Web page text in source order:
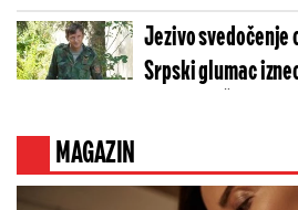
Jezivo
Srpski glumac
MAGAZIN